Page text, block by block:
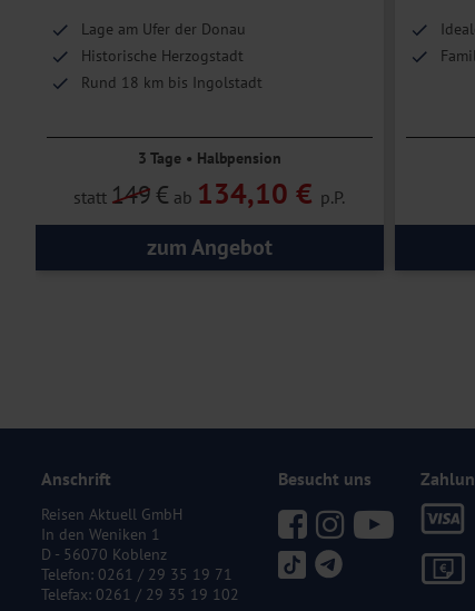
Lage am Ufer der Donau
Historische Herzogstadt
Rund 18 km bis Ingolstadt
3 Tage • Halbpension
statt 149€ ab 134,10 € p.P.
zum Angebot
Anschrift
Reisen Aktuell GmbH
In den Weniken 1
D - 56070 Koblenz
Telefon: 0261 / 29 35 19 71
Telefax: 0261 / 29 35 19 102
Besucht uns